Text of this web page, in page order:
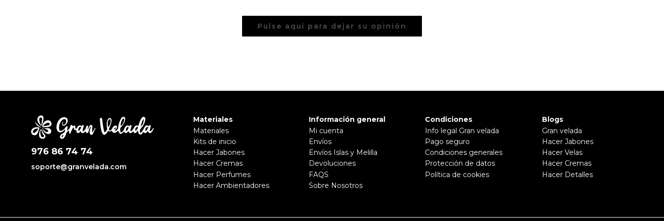
Pulse aquí para dejar su opinión
976 86 74 74
soporte@granvelada.com
Materiales
Materiales
Kits de inicio
Hacer Jabones
Hacer Cremas
Hacer Perfumes
Hacer Ambientadores
Información general
Mi cuenta
Envíos
Envíos Islas y Melilla
Devoluciones
FAQS
Sobre Nosotros
Condiciones
Info legal Gran velada
Pago seguro
Condiciones generales
Protección de datos
Política de cookies
Blogs
Gran velada
Hacer Jabones
Hacer Velas
Hacer Cremas
Hacer Detalles